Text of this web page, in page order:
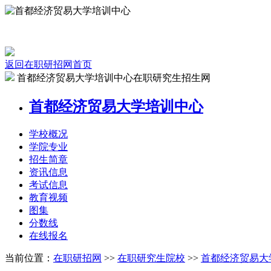
返回在职研招网首页
首都经济贸易大学培训中心在职研究生招生网
首都经济贸易大学培训中心
学校概况
学院专业
招生简章
资讯信息
考试信息
教育视频
图集
分数线
在线报名
当前位置： 在职研招网 >> 在职研究生院校 >> 首都经济贸易